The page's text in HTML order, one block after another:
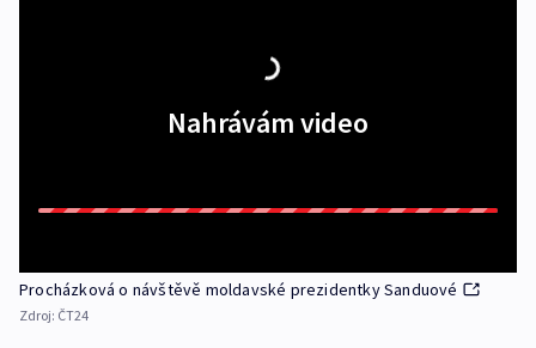
Nahrávám video
Procházková o návštěvě moldavské prezidentky Sanduové
Zdroj: ČT24